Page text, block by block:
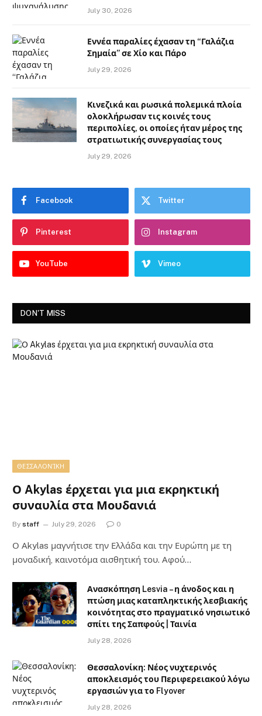
July 30, 2026
Εννέα παραλίες έχασαν τη “Γαλάζια
Σημαία” σε Χίο και Πάρο
July 29, 2026
Κινεζικά και ρωσικά πολεμικά πλοία
ολοκλήρωσαν τις κοινές τους
περιπολίες, οι οποίες ήταν μέρος της
στρατιωτικής συνεργασίας τους
July 29, 2026
Facebook Twitter
Pinterest Instagram
YouTube Vimeo
DON'T MISS
ΘΕΣΣΑΛΟΝΊΚΗ
Ο Akylas έρχεται για μια εκρηκτική
συναυλία στα Μουδανιά
By staff July 29, 2026 0
Ο Αkylas μαγνήτισε την Ελλάδα και την Ευρώπη με τη
μοναδική, καινοτόμα αισθητική του. Αφού…
Ανασκόπηση Lesvia – η άνοδος και η
πτώση μιας καταπληκτικής λεσβιακής
κοινότητας στο πραγματικό νησιωτικό
σπίτι της Σαπφούς | Ταινία
July 28, 2026
Θεσσαλονίκη: Νέος νυχτερινός
αποκλεισμός του Περιφερειακού λόγω
εργασιών για το Flyover
July 28, 2026